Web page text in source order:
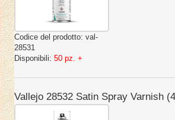
Codice del prodotto: val-
28531
Disponibili: 50 pz. +
Vallejo 28532 Satin Spray Varnish